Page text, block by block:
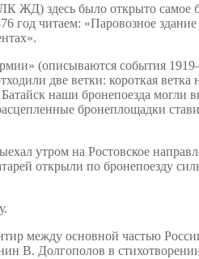
ЖД) здесь было открыто самое
год читаем: «Паровозное
(описываются события
две ветки: короткая
наши бронепоезда
бронеплощадки
утром на Ростовское
открыли по бронепоезду
между основной частью
В. Долгополов в